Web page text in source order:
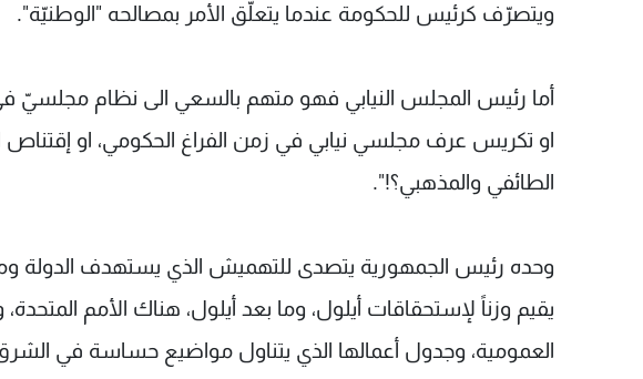
ويتصرّف كرئيس للحكومة عندما يتعلّق الأمر بمصالحه "الوطنيّة".
أما رئيس المجلس النيابي فهو متهم بالسعي الى نظام مجلسيّ
او تكريس عرف مجلسي نيابي في زمن الفراغ الحكومي، او
الطائفي والمذهبي؟!".
وحده رئيس الجمهورية يتصدى للتهميش الذي يستهدف الدولة
يقيم وزناً لإستحقاقات أيلول، وما بعد أيلول، هناك الأمم المتحدة،
العمومية، وجدول أعمالها الذي يتناول مواضيع حساسة في